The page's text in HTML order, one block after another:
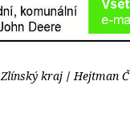
Zlínský kraj Hejtman